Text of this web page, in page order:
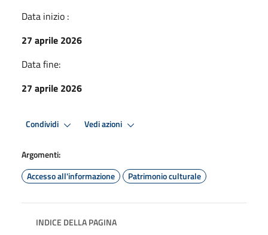
Data inizio :
27 aprile 2026
Data fine:
27 aprile 2026
Condividi Vedi azioni
Argomenti:
Accesso all'informazione
Patrimonio culturale
INDICE DELLA PAGINA